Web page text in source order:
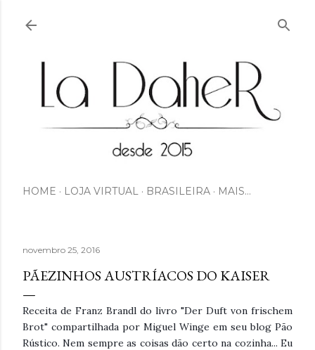
HOME LOJA VIRTUAL BRASILEIRA MAIS…
novembro 25, 2016
PÃEZINHOS AUSTRÍACOS DO KAISER
Receita de Franz Brandl do livro "Der Duft von frischem
Brot" compartilhada por Miguel Winge em seu blog Pão
Rústico. Nem sempre as coisas dão certo na cozinha... Eu